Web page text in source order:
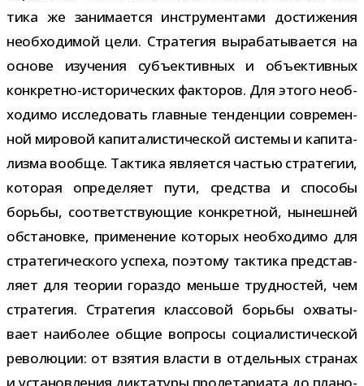
тика же зани­ма­ется инстру­мен­тами дости­же­ния
необ­хо­ди­мой цели. Стратегия выра­ба­ты­ва­ется на
основе изу­че­ния субъ­ек­тив­ных и объ­ек­тив­ных
конкретно-​исторических фак­то­ров. Для этого необ­
хо­димо иссле­до­вать глав­ные тен­ден­ции совре­мен­
ной миро­вой капи­та­ли­сти­че­ской системы и капи­та­
лизма вообще. Тактика явля­ется частью стра­те­гии,
кото­рая опре­де­ляет пути, сред­ства и спо­собы
борьбы, соот­вет­ству­ю­щие кон­крет­ной, нынеш­ней
обста­новке, при­ме­не­ние кото­рых необ­хо­димо для
стра­те­ги­че­ского успеха, поэтому так­тика пред­став­
ляет для тео­рии гораздо меньше труд­но­стей, чем
стра­те­гия. Стратегия клас­со­вой борьбы охва­ты­
вает наи­бо­лее общие вопросы соци­а­ли­сти­че­ской
рево­лю­ции: от взя­тия вла­сти в отдель­ных стра­нах
и уста­нов­ле­ния дик­та­туры про­ле­та­ри­ата до пла­но­